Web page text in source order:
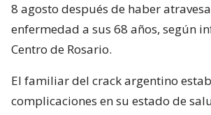
8 agosto después de haber
enfermedad a sus 68 años, según
Centro de Rosario.
El familiar del crack argentino
complicaciones en su estado de